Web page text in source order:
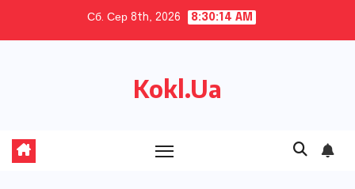
Сб. Сер 8th, 2026 8:30:15 AM
Kokl.Ua